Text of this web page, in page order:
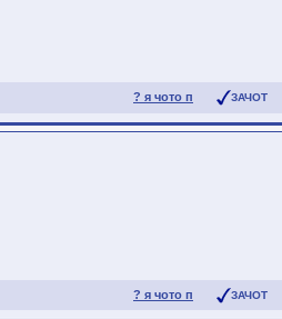
? я чото п ЗАЧОТ
? я чото п ЗАЧОТ